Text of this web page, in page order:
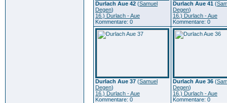
Durlach Aue 42 (Samuel
Degen)
16.) Durlach - Aue
Kommentare: 0
Durlach Aue 41 (
Degen)
16.) Durlach - Aue
Kommentare: 0
Durlach Aue 37 (Samuel
Degen)
16.) Durlach - Aue
Kommentare: 0
Durlach Aue 36 (
Degen)
16.) Durlach - Aue
Kommentare: 0